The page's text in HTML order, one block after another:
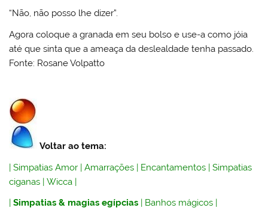
“Não, não posso lhe dizer”.
Agora coloque a granada em seu bolso e use-a como jóia
até que sinta que a ameaça da deslealdade tenha passado.
Fonte: Rosane Volpatto
Voltar ao tema:
|Simpatias Amor |Amarrações | Encantamentos |Simpatias
ciganas |Wicca |
|Simpatias & magias egípcias | Banhos mágicos |